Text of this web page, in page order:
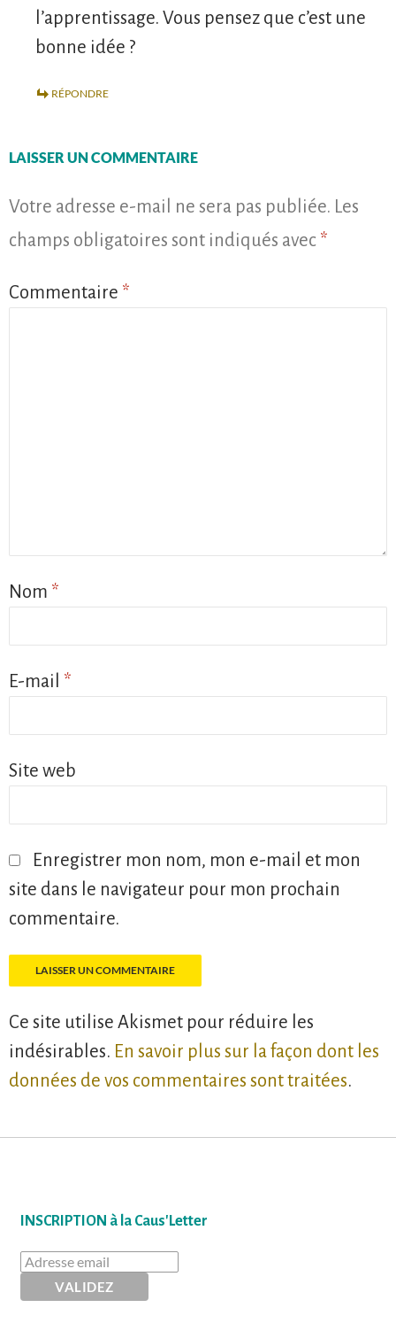
l’apprentissage. Vous pensez que c’est une
bonne idée ?
RÉPONDRE
LAISSER UN COMMENTAIRE
Votre adresse e-mail ne sera pas publiée. Les
champs obligatoires sont indiqués avec *
Commentaire *
Nom *
E-mail *
Site web
Enregistrer mon nom, mon e-mail et mon
site dans le navigateur pour mon prochain
commentaire.
Ce site utilise Akismet pour réduire les
indésirables. En savoir plus sur la façon dont les
données de vos commentaires sont traitées.
INSCRIPTION à la Caus'Letter